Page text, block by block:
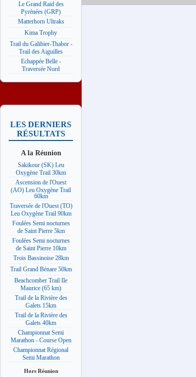
Le Grand Raid des
Pyrénées (GRP)
Matterhorn Ultraks
Kima Trophy
Trail du Galibier-Thabor -
Trail des Aiguilles
Echappée Belle -
Traversée Nord
LES DERNIERS
RÉSULTATS
A la Réunion
Sakikour (SK) Leu
Oxygène Trail 30km
Ascension de l'Ouest
(AO) Leu Oxygène Trail
60km
Traversée de l'Ouest (TO)
Leu Oxygène Trail 90km
Foulées Semi nocturnes
de Saint Pierre 5km
Foulées Semi nocturnes
de Saint Pierre 10km
Trois Bassinoise 28km
Trail Grand Bénare 50km
Beachcomber Trail Ile
Maurice (65 km)
Trail de la Rivière des
Galets 15km
Trail de la Rivière des
Galets 40km
Championnat Semi
Marathon - Course Open
Championnat Régional
Semi Marathon
Hors Réunion